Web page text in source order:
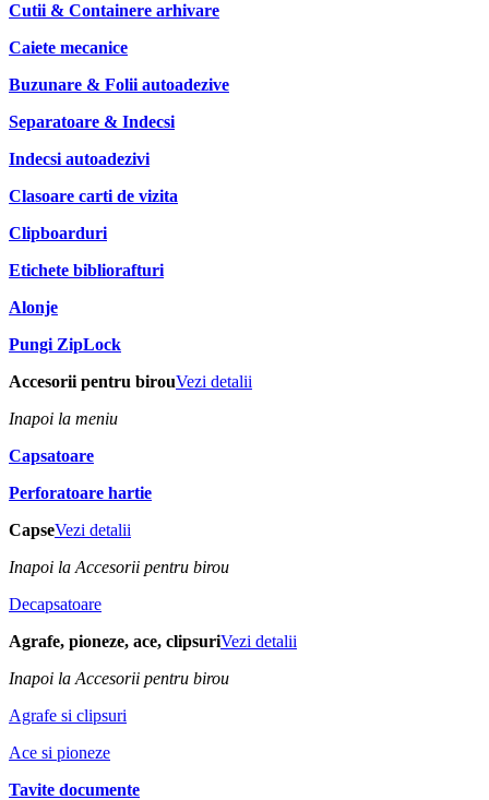
Cutii & Containere arhivare
Caiete mecanice
Buzunare & Folii autoadezive
Separatoare & Indecsi
Indecsi autoadezivi
Clasoare carti de vizita
Clipboarduri
Etichete bibliorafturi
Alonje
Pungi ZipLock
Accesorii pentru birouVezi detalii
Inapoi la meniu
Capsatoare
Perforatoare hartie
CapseVezi detalii
Inapoi la Accesorii pentru birou
Decapsatoare
Agrafe, pioneze, ace, clipsuriVezi detalii
Inapoi la Accesorii pentru birou
Agrafe si clipsuri
Ace si pioneze
Tavite documente